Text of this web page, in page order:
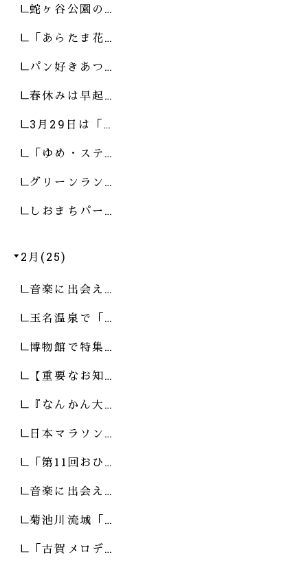
蛇ヶ谷公園の…
「あらたま花…
パン好きあつ…
春休みは早起…
3月29日は「…
「ゆめ・ステ…
グリーンラン…
しおまちパー…
2月(25)
音楽に出会え…
玉名温泉で「…
博物館で特集…
【重要なお知…
『なんかん大…
日本マラソン…
「第11回おひ…
音楽に出会え…
菊池川流域「…
「古賀メロデ…